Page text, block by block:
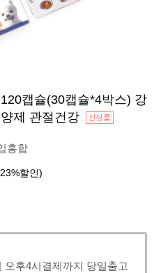
캡슐(30캡슐*4박스) 강
제 관절건강
홍합
23%할인)
오후4시결제까지 당일출고